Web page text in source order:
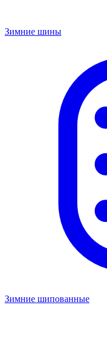
Зимние шины
Зимние шипованные